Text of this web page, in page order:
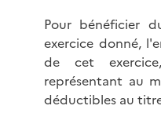
Pour bénéficier
exercice donné,
de cet
représentant au
déductibles au